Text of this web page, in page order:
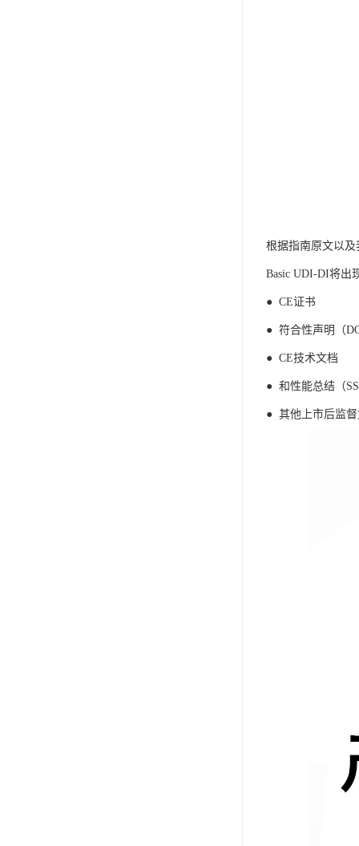
根据指南原文以及
Basic UDI-DI将出
● CE证书
● 符合性声明（
● CE技术文档
● 和性能总结（
● 其他上市后监督